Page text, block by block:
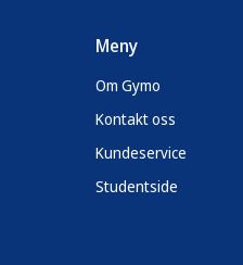
Meny
Om Gymo
Kontakt oss
Kundeservice
Studentside